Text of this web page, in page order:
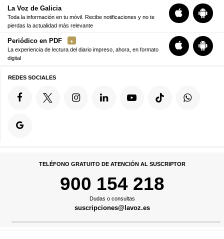
La Voz de Galicia
Toda la información en tu móvil. Recibe notificaciones y no te
pierdas la actualidad más relevante
Periódico en PDF
La experiencia de lectura del diario impreso, ahora, en formato
digital
REDES SOCIALES
TELÉFONO GRATUITO DE ATENCIÓN AL SUSCRIPTOR
900 154 218
Dudas o consultas
suscripciones@lavoz.es